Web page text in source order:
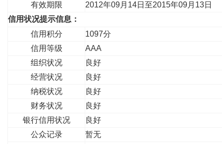
有效期限
2012年09月14日至2015年09月13日
信用状况提示信息：
信用积分
1097分
信用等级
AAA
组织状况
良好
经营状况
良好
纳税状况
良好
财务状况
良好
银行信用状况
良好
公众记录
暂无